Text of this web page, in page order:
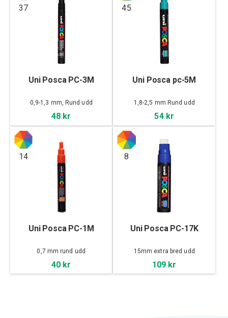
37
Uni Posca PC-3M
0,9-1,3 mm, Rund udd
48 kr
45
Uni Posca pc-5M
1,8-2,5 mm Rund udd
54 kr
14
Uni Posca PC-1M
0,7 mm rund udd
40 kr
8
Uni Posca PC-17K
15mm extra bred udd
109 kr